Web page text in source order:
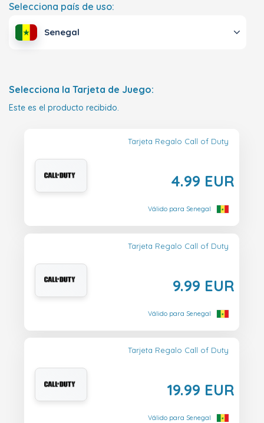
Selecciona país de uso:
Senegal
Selecciona la Tarjeta de Juego:
Este es el producto recibido.
Tarjeta Regalo Call of Duty
4.99 EUR
Válido para Senegal
Tarjeta Regalo Call of Duty
9.99 EUR
Válido para Senegal
Tarjeta Regalo Call of Duty
19.99 EUR
Válido para Senegal